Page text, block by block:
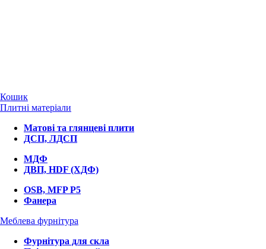
Кошик
Плитні матеріали
Матові та глянцеві плити
ДСП, ЛДСП
МДФ
ДВП, HDF (ХДФ)
OSB, MFP P5
Фанера
Меблева фурнітура
Фурнітура для скла